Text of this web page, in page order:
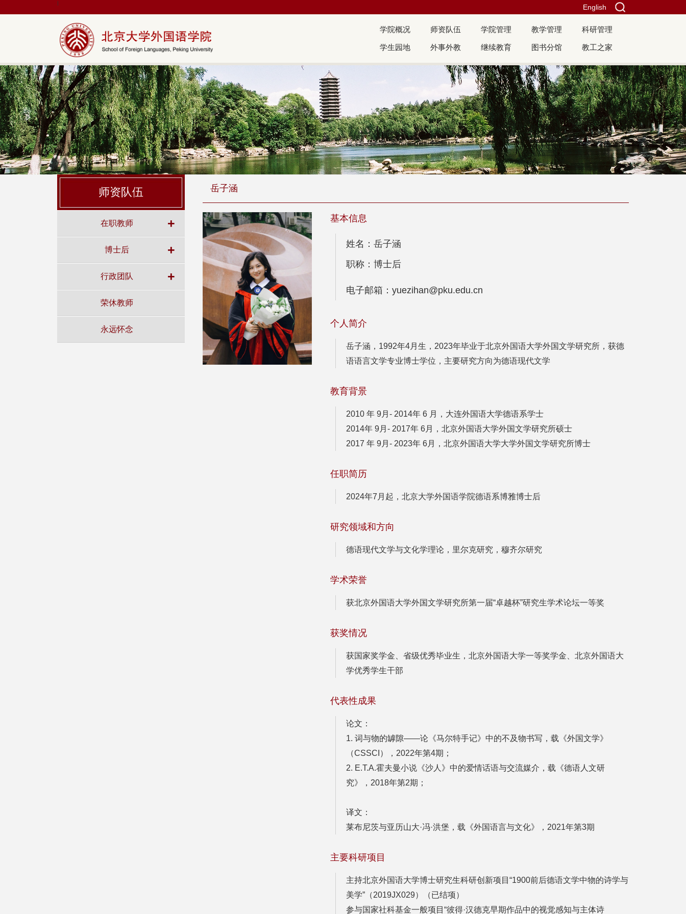
English
|
学院概况 师资队伍 学院管理 教学管理 科研管理
学生园地 外事外教 继续教育 图书分馆 教工之家
师资队伍
在职教师 +
博士后 +
行政团队 +
荣休教师
永远怀念
岳子涵
基本信息
姓名：岳子涵
职称：博士后
电子邮箱：yuezihan@pku.edu.cn
个人简介
岳子涵，1992年4月生，2023年毕业于北京外国语大学外国文学研究所，获德
语语言文学专业博士学位，主要研究方向为德语现代文学
教育背景
2010 年 9月- 2014年 6 月，大连外国语大学德语系学士
2014年 9月- 2017年 6月，北京外国语大学外国文学研究所硕士
2017 年 9月- 2023年 6月，北京外国语大学大学外国文学研究所博士
任职简历
2024年7月起，北京大学外国语学院德语系博雅博士后
研究领域和方向
德语现代文学与文化学理论，里尔克研究，穆齐尔研究
学术荣誉
获北京外国语大学外国文学研究所第一届“卓越杯”研究生学术论坛一等奖
获奖情况
获国家奖学金、省级优秀毕业生，北京外国语大学一等奖学金、北京外国语大
学优秀学生干部
代表性成果
论文：
1. 词与物的罅隙——论《马尔特手记》中的不及物书写，载《外国文学》
（CSSCI），2022年第4期；
2. E.T.A.霍夫曼小说《沙人》中的爱情话语与交流媒介，载《德语人文研
究》，2018年第2期；
译文：
莱布尼茨与亚历山大·冯·洪堡，载《外国语言与文化》，2021年第3期
主要科研项目
主持北京外国语大学博士研究生科研创新项目“1900前后德语文学中物的诗学与
美学”（2019JX029）（已结项）
参与国家社科基金一般项目“彼得·汉德克早期作品中的视觉感知与主体诗